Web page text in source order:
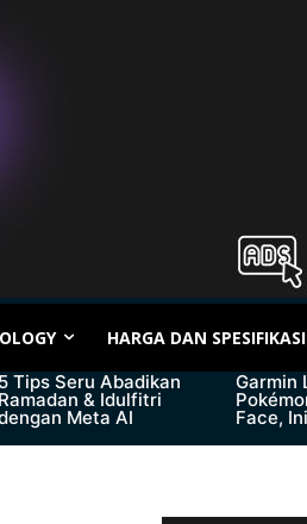
HARGA DAN SPESIFIKASI
Tips Seru Abadikan
& Idulfitri
Meta AI
Garmin
Face,